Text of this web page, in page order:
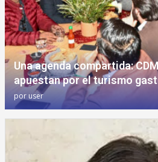
Una agenda compartida:
apuestan por el turismo
por user